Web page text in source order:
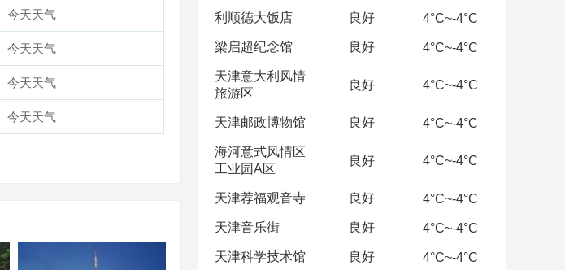
今天天气
今天天气
今天天气
今天天气
利顺德大饭店 良好 4°C~-4°C
梁启超纪念馆 良好 4°C~-4°C
天津意大利风情
旅游区
良好 4°C~-4°C
天津邮政博物馆 良好 4°C~-4°C
海河意式风情区
工业园A区
良好 4°C~-4°C
天津荐福观音寺 良好 4°C~-4°C
天津音乐街 良好 4°C~-4°C
天津科学技术馆 良好 4°C~-4°C